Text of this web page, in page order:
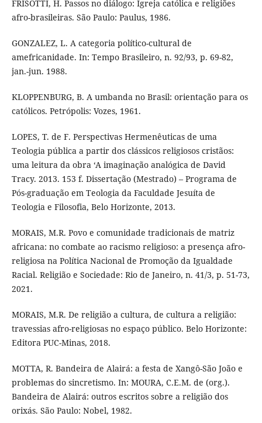
FRISOTTI, H. Passos no diálogo: Igreja católica e religiões
afro-brasileiras. São Paulo: Paulus, 1986.
GONZALEZ, L. A categoria político-cultural de
amefricanidade. In: Tempo Brasileiro, n. 92/93, p. 69-82,
jan.-jun. 1988.
KLOPPENBURG, B. A umbanda no Brasil: orientação para os
católicos. Petrópolis: Vozes, 1961.
LOPES, T. de F. Perspectivas Hermenêuticas de uma
Teologia pública a partir dos clássicos religiosos cristãos:
uma leitura da obra ‘A imaginação analógica de David
Tracy. 2013. 153 f. Dissertação (Mestrado) – Programa de
Pós-graduação em Teologia da Faculdade Jesuíta de
Teologia e Filosofia, Belo Horizonte, 2013.
MORAIS, M.R. Povo e comunidade tradicionais de matriz
africana: no combate ao racismo religioso: a presença afro-
religiosa na Política Nacional de Promoção da Igualdade
Racial. Religião e Sociedade: Rio de Janeiro, n. 41/3, p. 51-73,
2021.
MORAIS, M.R. De religião a cultura, de cultura a religião:
travessias afro-religiosas no espaço público. Belo Horizonte:
Editora PUC-Minas, 2018.
MOTTA, R. Bandeira de Alairá: a festa de Xangô-São João e
problemas do sincretismo. In: MOURA, C.E.M. de (org.).
Bandeira de Alairá: outros escritos sobre a religião dos
orixás. São Paulo: Nobel, 1982.